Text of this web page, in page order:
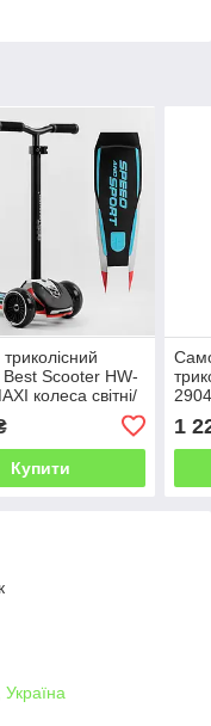
Best Scooter HW-
колеса світні/
кермо
Купити
1
Україна